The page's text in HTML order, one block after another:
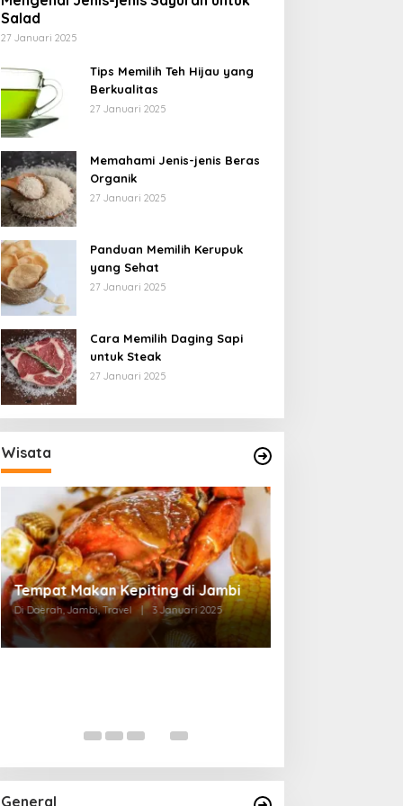
Salad
27 Januari 2025
Tips Memilih Teh Hijau yang
Berkualitas
27 Januari 2025
Memahami Jenis-jenis Beras
Organik
27 Januari 2025
Panduan Memilih Kerupuk
yang Sehat
27 Januari 2025
Cara Memilih Daging Sapi
untuk Steak
27 Januari 2025
Wisata
Tempat Makan di Thehok Jambi
Di Daerah, Jambi, Travel | 3 Januari 2025
General